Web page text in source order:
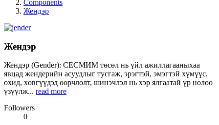
Components
Жендэр
Жендэр
Жендэр (Gender): СЕСМИМ төсөл нь үйл ажиллагааныхаа
явцад жендерийн асуудлыг тусгаж, эрэгтэй, эмэгтэй хүмүүс,
охид, хөвгүүдэд өөрчлөлт, шинэчлэл нь хэр ялгаатай үр нөлөө
үзүүлж... read more
Followers
0